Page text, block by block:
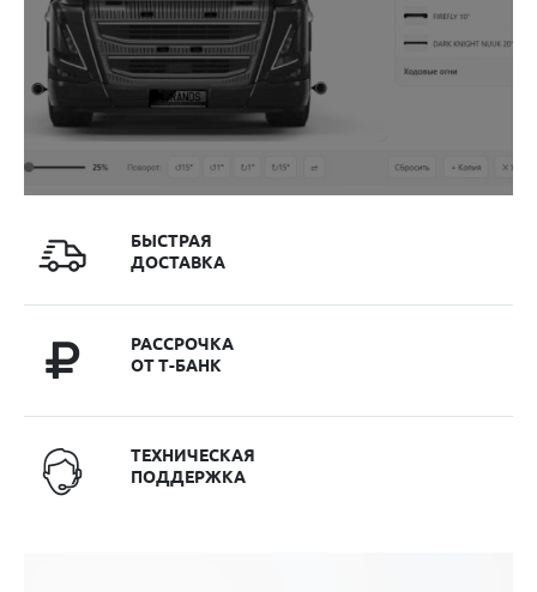
БЫСТРАЯ
ДОСТАВКА
РАССРОЧКА
ОТ Т-БАНК
ТЕХНИЧЕСКАЯ
ПОДДЕРЖКА